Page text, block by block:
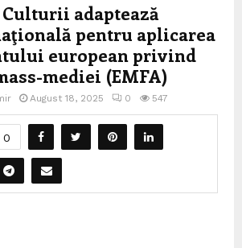
adaptează
pentru aplicarea
european privind
mediei (EMFA)
August 18, 2025 0 547
0